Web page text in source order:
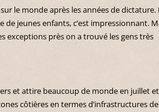
le monde après les années de dictature.
jeunes enfants, c’est impressionnant.
exceptions près on a trouvé les gens très
et attire beaucoup de monde en juillet
côtières en termes d’infrastructures de